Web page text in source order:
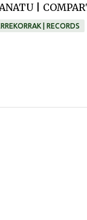
|
| RECORDS